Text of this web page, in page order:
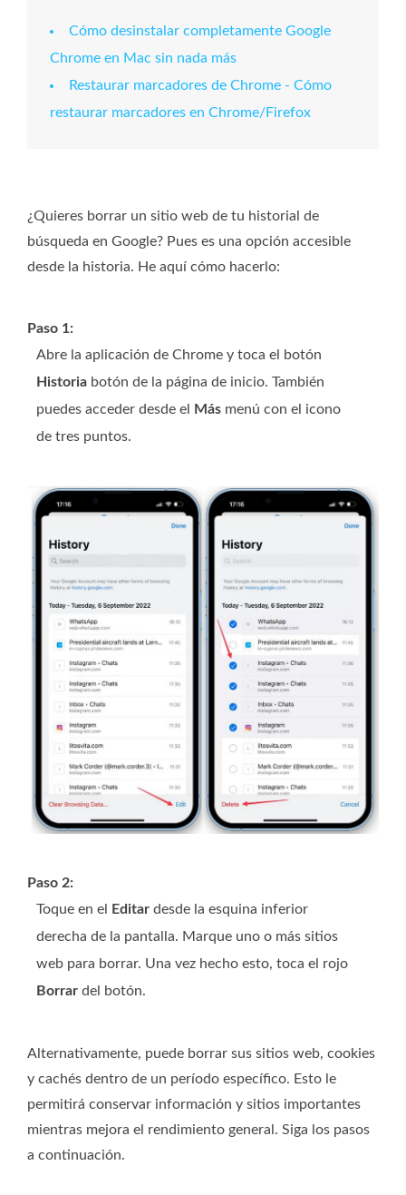
Cómo desinstalar completamente Google
Chrome en Mac sin nada más
Restaurar marcadores de Chrome - Cómo
restaurar marcadores en Chrome/Firefox
¿Quieres borrar un sitio web de tu historial de
búsqueda en Google? Pues es una opción accesible
desde la historia. He aquí cómo hacerlo:
Paso 1:
Abre la aplicación de Chrome y toca el botón
Historia botón de la página de inicio. También
puedes acceder desde el
Más menú con el icono
de tres puntos.
Paso 2:
Toque en el
Editar desde la esquina inferior
derecha de la pantalla. Marque uno o más sitios
web para borrar. Una vez hecho esto, toca el rojo
Borrar del botón.
Alternativamente, puede borrar sus sitios web, cookies
y cachés dentro de un período específico. Esto le
permitirá conservar información y sitios importantes
mientras mejora el rendimiento general. Siga los pasos
a continuación.